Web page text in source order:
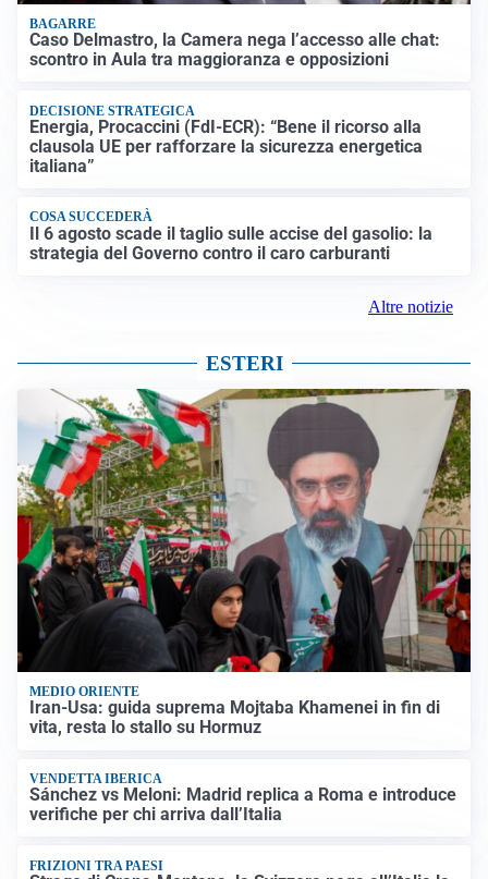
BAGARRE
Caso Delmastro, la Camera nega l’accesso alle chat:
scontro in Aula tra maggioranza e opposizioni
DECISIONE STRATEGICA
Energia, Procaccini (FdI-ECR): “Bene il ricorso alla
clausola UE per rafforzare la sicurezza energetica
italiana”
COSA SUCCEDERÀ
Il 6 agosto scade il taglio sulle accise del gasolio: la
strategia del Governo contro il caro carburanti
Altre notizie
ESTERI
MEDIO ORIENTE
Iran-Usa: guida suprema Mojtaba Khamenei in fin di
vita, resta lo stallo su Hormuz
VENDETTA IBERICA
Sánchez vs Meloni: Madrid replica a Roma e introduce
verifiche per chi arriva dall’Italia
FRIZIONI TRA PAESI